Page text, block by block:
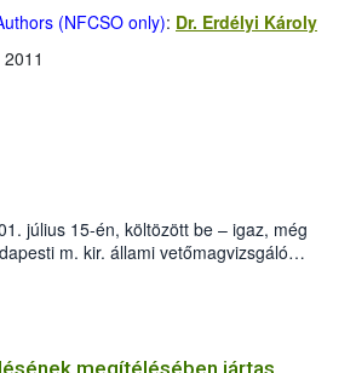
(NFCSO only): Dr. Erdélyi Károly
2011
július 15-én, költözött be – igaz, még
m. kir. állami vetőmagvizsgáló
15. szám alatti, Czigler Győző által
megítélésében jártas